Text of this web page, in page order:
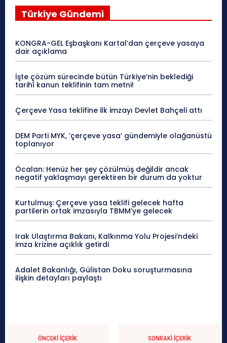
Türkiye Gündemi
KONGRA-GEL Eşbaşkanı Kartal’dan çerçeve yasaya
dair açıklama
İşte çözüm sürecinde bütün Türkiye’nin beklediği
tarihî kanun teklifinin tam metni!
Çerçeve Yasa teklifine ilk imzayı Devlet Bahçeli attı
DEM Parti MYK, ‘çerçeve yasa’ gündemiyle olağanüstü
toplanıyor
Öcalan: Henüz her şey çözülmüş değildir ancak
negatif yaklaşmayı gerektiren bir durum da yoktur
Kurtulmuş: Çerçeve yasa teklifi gelecek hafta
partilerin ortak imzasıyla TBMM’ye gelecek
Irak Ulaştırma Bakanı, Kalkınma Yolu Projesi’ndeki
imza krizine açıklık getirdi
Adalet Bakanlığı, Gülistan Doku soruşturmasına
ilişkin detayları paylaştı
ÖNCEKI İÇERIK SONRAKI İÇERIK